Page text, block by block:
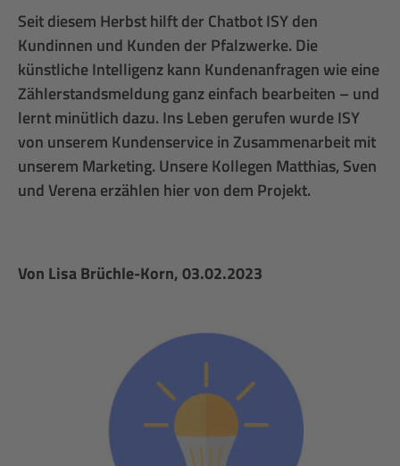
Seit diesem Herbst hilft der Chatbot ISY den
Kundinnen und Kunden der Pfalzwerke. Die
künstliche Intelligenz kann Kundenanfragen wie eine
Zählerstandsmeldung ganz einfach bearbeiten – und
lernt minütlich dazu. Ins Leben gerufen wurde ISY
von unserem Kundenservice in Zusammenarbeit mit
unserem Marketing. Unsere Kollegen Matthias, Sven
und Verena erzählen hier von dem Projekt.
Von Lisa Brüchle-Korn, 03.02.2023